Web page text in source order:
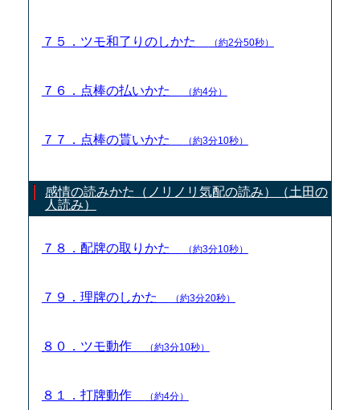
７５．ツモ和了りのしかた （約2分50秒）
７６．点棒の払いかた （約4分）
７７．点棒の貰いかた （約3分10秒）
感情の読みかた（ノリノリ気配の読み）（土田の
人読み）
７８．配牌の取りかた （約3分10秒）
７９．理牌のしかた （約3分20秒）
８０．ツモ動作 （約3分10秒）
８１．打牌動作 （約4分）